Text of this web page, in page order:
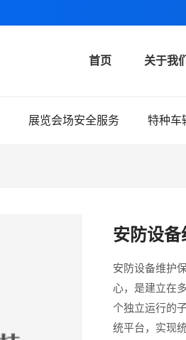
首页 关于我们
展览会场安全服务 特种车
安防设备
安防设备维护